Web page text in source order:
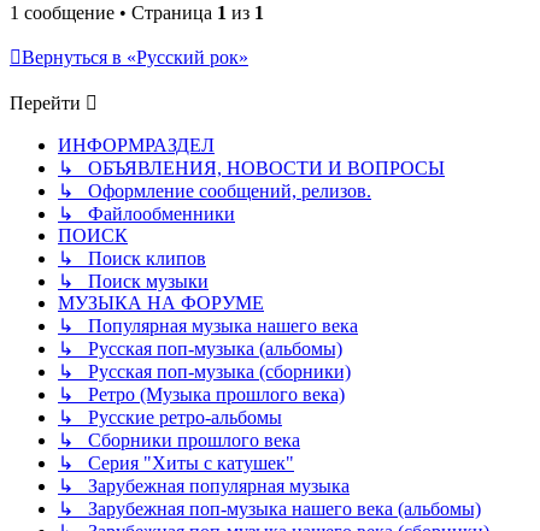
1 сообщение • Страница 1 из 1
Вернуться в «Русский рок»
Перейти
ИНФОРМРАЗДЕЛ
↳ ОБЪЯВЛЕНИЯ, НОВОСТИ И ВОПРОСЫ
↳ Оформление сообщений, релизов.
↳ Файлообменники
ПОИСК
↳ Поиск клипов
↳ Поиск музыки
МУЗЫКА НА ФОРУМЕ
↳ Популярная музыка нашего века
↳ Русская поп-музыка (альбомы)
↳ Русская поп-музыка (сборники)
↳ Ретро (Музыка прошлого века)
↳ Русские ретро-альбомы
↳ Сборники прошлого века
↳ Серия "Хиты с катушек"
↳ Зарубежная популярная музыка
↳ Зарубежная поп-музыка нашего века (альбомы)